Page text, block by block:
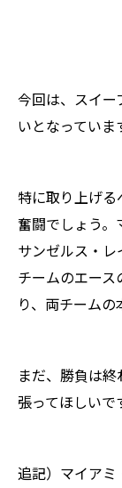
今回は、スイ
いとなっていま
特に取り上げ
奮闘でしょう。
サンゼルス・
チームのエー
り、両チームの
まだ、勝負は
張ってほしいで
追記）マイアミ